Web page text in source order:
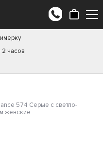
часов
574 Серые с светло-
женские